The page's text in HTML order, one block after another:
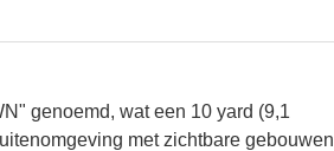
genoemd, wat een 10 yard (9,1
met zichtbare gebouwen